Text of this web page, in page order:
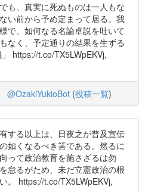
も、真実に死ぬものは一人もな
い前から予め定まって居る。我
で、如何なる名論卓説を吐いて
なく、予定通りの結果を生ずる
https://t.co/TX5LWpEKVj,
@OzakiYukioBot (投稿一覧)
する以上は、日夜之が普及宣伝
如くなるべき筈である。然るに
って政治教育を施さざるは勿
怠るがため、未だ立憲政治の根
。 https://t.co/TX5LWpEKVj,